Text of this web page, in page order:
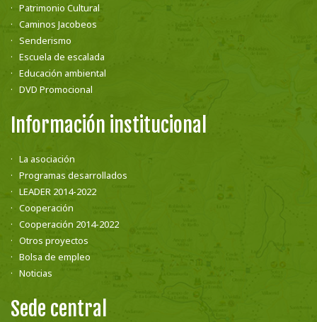
Patrimonio Cultural
Caminos Jacobeos
Senderismo
Escuela de escalada
Educación ambiental
DVD Promocional
Información institucional
La asociación
Programas desarrollados
LEADER 2014-2022
Cooperación
Cooperación 2014-2022
Otros proyectos
Bolsa de empleo
Noticias
Sede central